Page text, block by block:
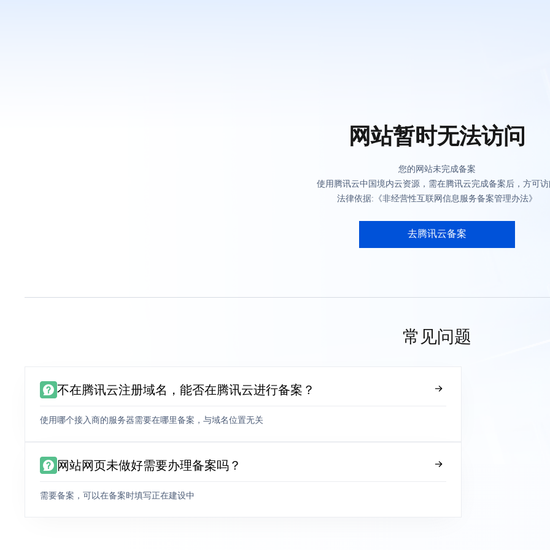
网站暂时无法访问
您的网站未完成备案
使用腾讯云中国境内云资源，需在腾讯云完成备案后，方可
法律依据:《非经营性互联网信息服务备案管理办法》
去腾讯云备案
常见问题
不在腾讯云注册域名，能否在腾讯云进行备案？
使用哪个接入商的服务器需要在哪里备案，与域名位置无关
网站网页未做好需要办理备案吗？
需要备案，可以在备案时填写正在建设中